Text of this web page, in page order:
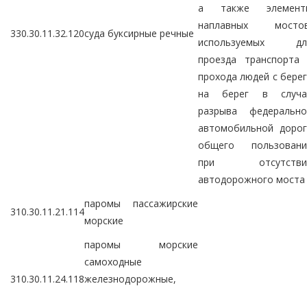
330.30.11.32.120суда буксирные речные
а также
наплавных
используемых
проезда транспорта
прохода людей с
на берег в
разрыва
автомобильной
общего
при
автодорожного моста
310.30.11.21.114
паромы пассажирские
морские
310.30.11.24.118
паромы морские
самоходные
железнодорожные,